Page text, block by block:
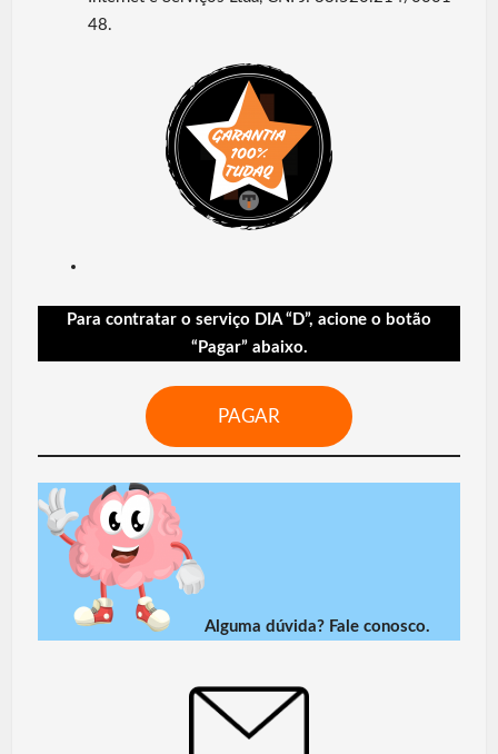
48.
Para contratar o serviço DIA “D”, acione o botão
“Pagar” abaixo.
PAGAR
Alguma dúvida? Fale conosco.